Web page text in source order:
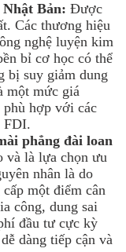
Bản: Được
Các thương hiệu
nghệ luyện kim
bỉ cơ học có thể
bị suy giảm dung
một mức giá
hợp với các
FDI.
phẳng đài loan
và là lựa chọn ưu
nhân là do
một điểm cân
công, dung sai
đầu tư cực kỳ
dàng tiếp cận và